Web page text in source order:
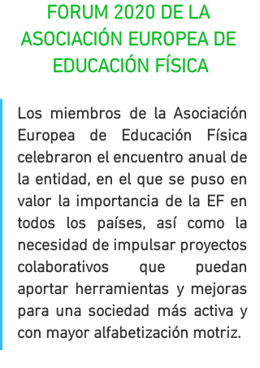
FORUM 2020 DE LA
ASOCIACIÓN EUROPEA DE
EDUCACIÓN FÍSICA
Los miembros de la Asociación
Europea de Educación Física
celebraron el encuentro anual de
la entidad, en el que se puso en
valor la importancia de la EF en
todos los países, así como la
necesidad de impulsar proyectos
colaborativos que puedan
aportar herramientas y mejoras
para una sociedad más activa y
con mayor alfabetización motriz.